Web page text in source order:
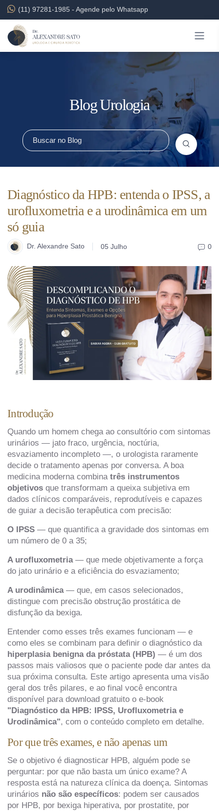
(11) 97281-1985 - Agende pelo Whatsapp
Blog Urologia
Diagnóstico da HPB: entenda o IPSS, a
urofluxometria e a urodinâmica em um
só guia
Dr. Alexandre Sato 05 Julho 0
Introdução
Quando um homem chega ao consultório com sintomas
urinários — jato fraco, urgência, noctúria,
esvaziamento incompleto —, o urologista raramente
decide o tratamento apenas por conversa. A boa
medicina moderna combina três instrumentos
objetivos que transformam a queixa subjetiva em
dados clínicos comparáveis, reprodutíveis e capazes
de guiar a decisão terapêutica com precisão:
O IPSS — que quantifica a gravidade dos sintomas em
um número de 0 a 35;
A urofluxometria— que mede objetivamente a força
do jato urinário e a eficiência do esvaziamento;
A urodinâmica— que, em casos selecionados,
distingue com precisão obstrução prostática de
disfunção da bexiga.
Entender como esses três exames funcionam — e
como eles se combinam para definir o diagnóstico da
hiperplasia benigna da próstata (HPB) — é um dos
passos mais valiosos que o paciente pode dar antes da
sua próxima consulta. Este artigo apresenta uma visão
geral dos três pilares, e ao final você encontra
disponível para download gratuito o e-book
"Diagnóstico da HPB: IPSS, Urofluxometria e
Urodinâmica", com o conteúdo completo em detalhe.
Por que três exames, e não apenas um
Se o objetivo é diagnosticar HPB, alguém pode se
perguntar: por que não basta um único exame? A
resposta está na natureza clínica da doença. Sintomas
urinários não são específicos: podem ser causados
por HPB, por bexiga hiperativa, por prostatite, por